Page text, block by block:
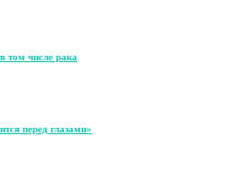
том числе рака
перед глазами»